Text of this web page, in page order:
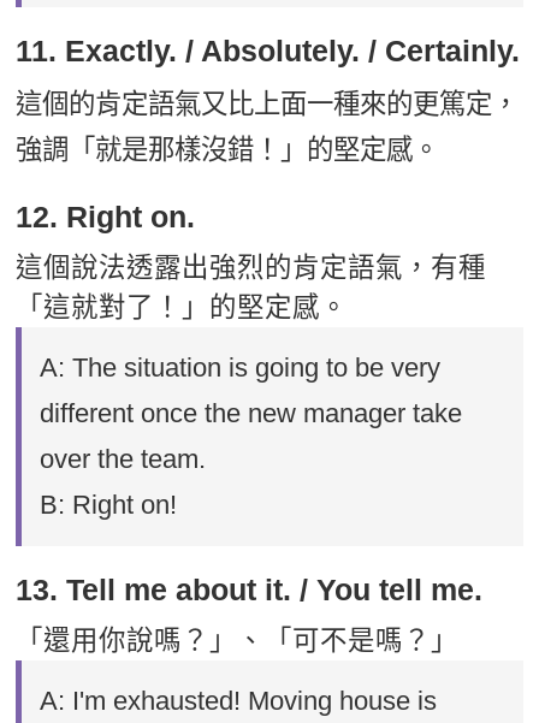
11. Exactly. / Absolutely. / Certainly.
這個的肯定語氣又比上面一種來的更篤定，
強調「就是那樣沒錯！」的堅定感。
12. Right on.
這個說法透露出強烈的肯定語氣，有種
「這就對了！」的堅定感。
A: The situation is going to be very
different once the new manager take
over the team.
B: Right on!
13. Tell me about it. / You tell me.
「還用你說嗎？」、「可不是嗎？」
A: I'm exhausted! Moving house is